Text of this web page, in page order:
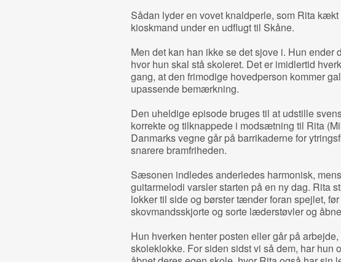
Sådan lyder en vovet knaldperle, som Rita kækt
kioskmand under en udflugt til Skåne.
Men det kan han ikke se det sjove i. Hun ender
hvor hun skal stå skoleret. Det er imidlertid
gang, at den frimodige hovedperson kommer
upassende bemærkning.
Den uheldige episode bruges til at udstille
korrekte og tilknappede i modsætning til Rita
Danmarks vegne går på barrikaderne for
snarere bramfriheden.
Sæsonen indledes anderledes harmonisk,
guitarmelodi varsler starten på en ny dag. Rita
lokker til side og børster tænder foran spejlet,
skovmandsskjorte og sorte læderstøvler og
Hun hverken henter posten eller går på
skoleklokke. For siden sidst vi så dem, har hun